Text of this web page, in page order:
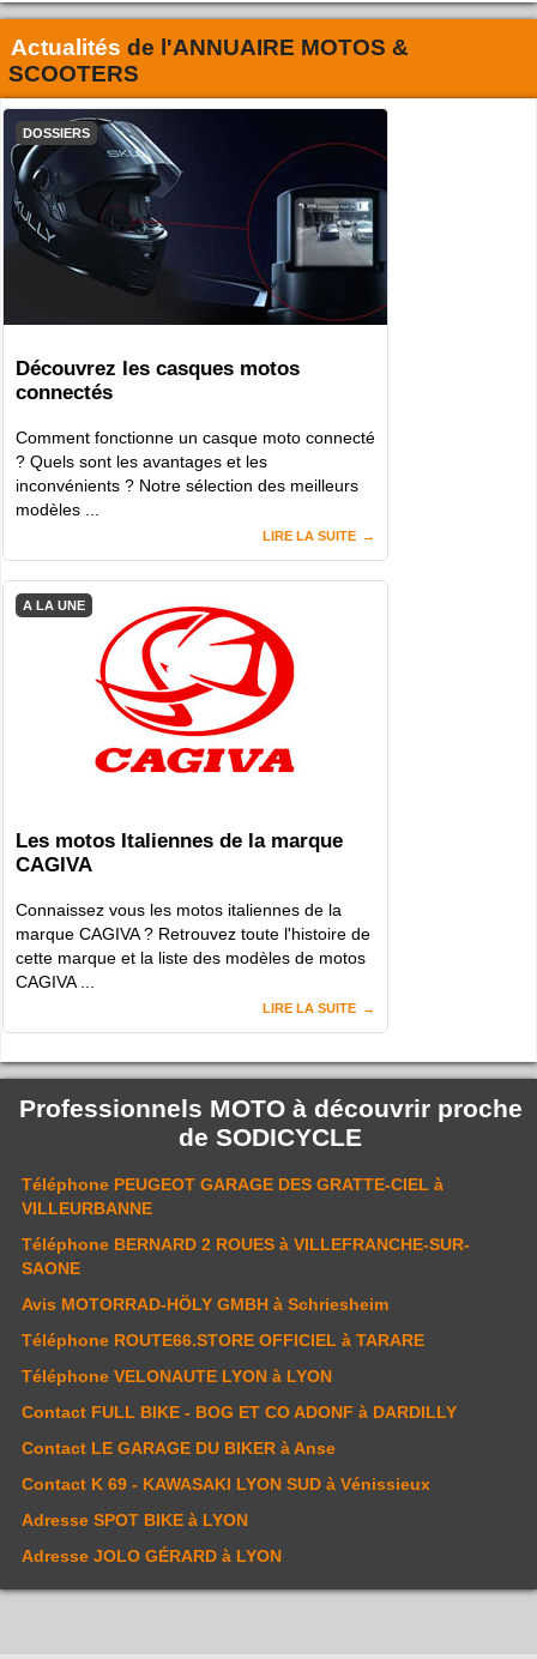
Actualités de l'ANNUAIRE MOTOS &
SCOOTERS
DOSSIERS
Découvrez les casques motos
connectés
Comment fonctionne un casque moto connecté
? Quels sont les avantages et les
inconvénients ? Notre sélection des meilleurs
modèles ...
LIRE LA SUITE
A LA UNE
Les motos Italiennes de la marque
CAGIVA
Connaissez vous les motos italiennes de la
marque CAGIVA ? Retrouvez toute l'histoire de
cette marque et la liste des modèles de motos
CAGIVA ...
LIRE LA SUITE
Professionnels MOTO à découvrir proche
deSODICYCLE
Téléphone PEUGEOT GARAGE DES GRATTE-CIEL à
VILLEURBANNE
Téléphone BERNARD 2 ROUES à VILLEFRANCHE-SUR-
SAONE
Avis MOTORRAD-HÖLY GMBH à Schriesheim
Téléphone ROUTE66.STORE OFFICIEL à TARARE
Téléphone VELONAUTE LYON à LYON
Contact FULL BIKE - BOG ET CO ADONF à DARDILLY
Contact LE GARAGE DU BIKER à Anse
Contact K 69 - KAWASAKI LYON SUD à Vénissieux
Adresse SPOT BIKE à LYON
Adresse JOLO GÉRARD à LYON